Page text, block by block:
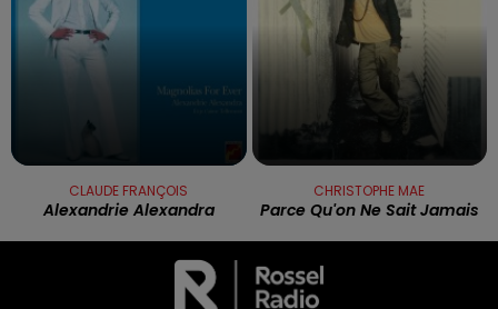
CLAUDE FRANÇOIS
Alexandrie Alexandra
CHRISTOPHE MAE
Parce Qu'on Ne Sait Jamais